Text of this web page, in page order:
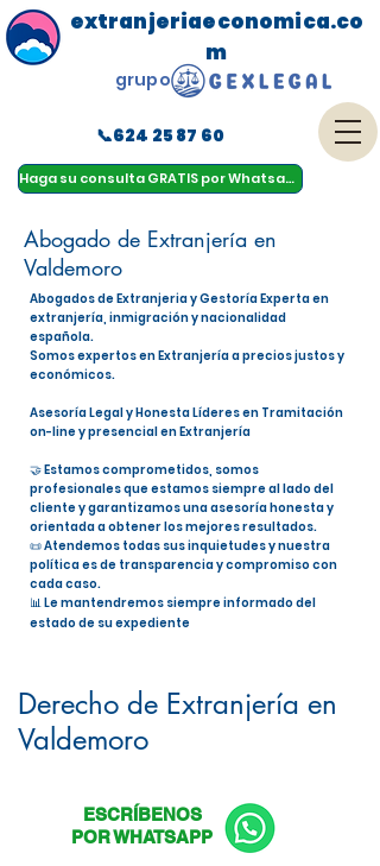
Haga su consulta GRATIS por Whatsapp
menu
extranjeriaeconomica.co
m
📞624 25 87 60
grupo
Abogado de Extranjería en
Valdemoro
Abogados de Extranjeria y Gestoría Experta en
extranjería, inmigración y nacionalidad
española.
Somos expertos en Extranjería a precios justos y
económicos.
Asesoría Legal y Honesta Líderes en Tramitación
on-line y presencial en Extranjería
🤝 Estamos comprometidos, somos
profesionales que estamos siempre al lado del
cliente y garantizamos una asesoría honesta y
orientada a obtener los mejores resultados.
📜 Atendemos todas sus inquietudes y nuestra
política es de transparencia y compromiso con
cada caso.
📊 Le mantendremos siempre informado del
estado de su expediente
Derecho de Extranjería en
Valdemoro
ESCRÍBENOS
POR WHATSAPP